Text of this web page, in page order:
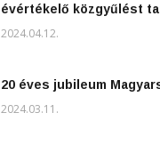
évértékelő közgyűlést
2024.04.12.
20 éves jubileum
2024.03.11.